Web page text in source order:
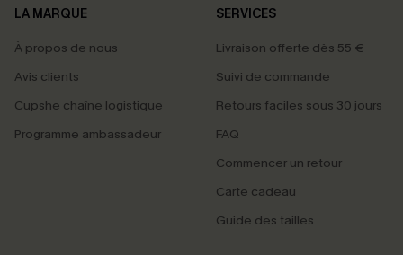
LA MARQUE
À propos de nous
Avis clients
Cupshe chaîne logistique
Programme ambassadeur
SERVICES
Livraison offerte dès 55 €
Suivi de commande
Retours faciles sous 30 jours
FAQ
Commencer un retour
Carte cadeau
Guide des tailles